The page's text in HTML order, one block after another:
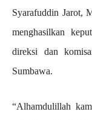
Syarafuddin Jarot,
menghasilkan
direksi dan
Sumbawa.
“Alhamdulillah